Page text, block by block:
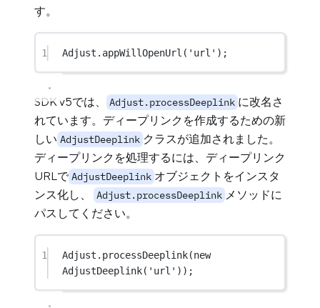
す。
1 Adjust . appWillOpenUrl ( 'url' );
SDK v5では、 Adjust.processDeeplink に改名さ
れています。ディープリンクを作成するための新
しい AdjustDeeplink クラスが追加されました。
ディープリンクを処理するには、ディープリンク
URLで AdjustDeeplink オブジェクトをインスタ
ンス化し、
Adjust.processDeeplink メソッドに
パスしてください。
1 Adjust . processDeeplink(new
AdjustDeeplink( 'url' ));